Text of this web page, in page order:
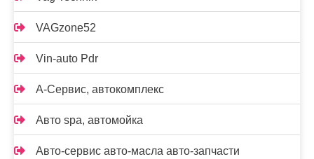
VAGzone52
Vin-auto Pdr
А-Сервис, автокомплекс
Авто spa, автомойка
Авто-сервис авто-масла авто-запчасти